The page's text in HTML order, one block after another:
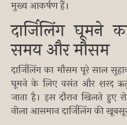
मुख्य आकर्षण हैं।
दार्जिलिंग घूमने
समय और मौसम
दार्जिलिंग का मौसम पूरे साल
घूमने के लिए वसंत और शरद ऋतु
जाता है। इस दौरान खिलते हुए
नीला आसमान दार्जिलिंग की